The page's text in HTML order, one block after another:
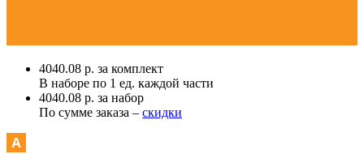
4040.08 р. за комплект
В наборе по 1 ед. каждой части
4040.08 р. за набор
По сумме заказа – скидки